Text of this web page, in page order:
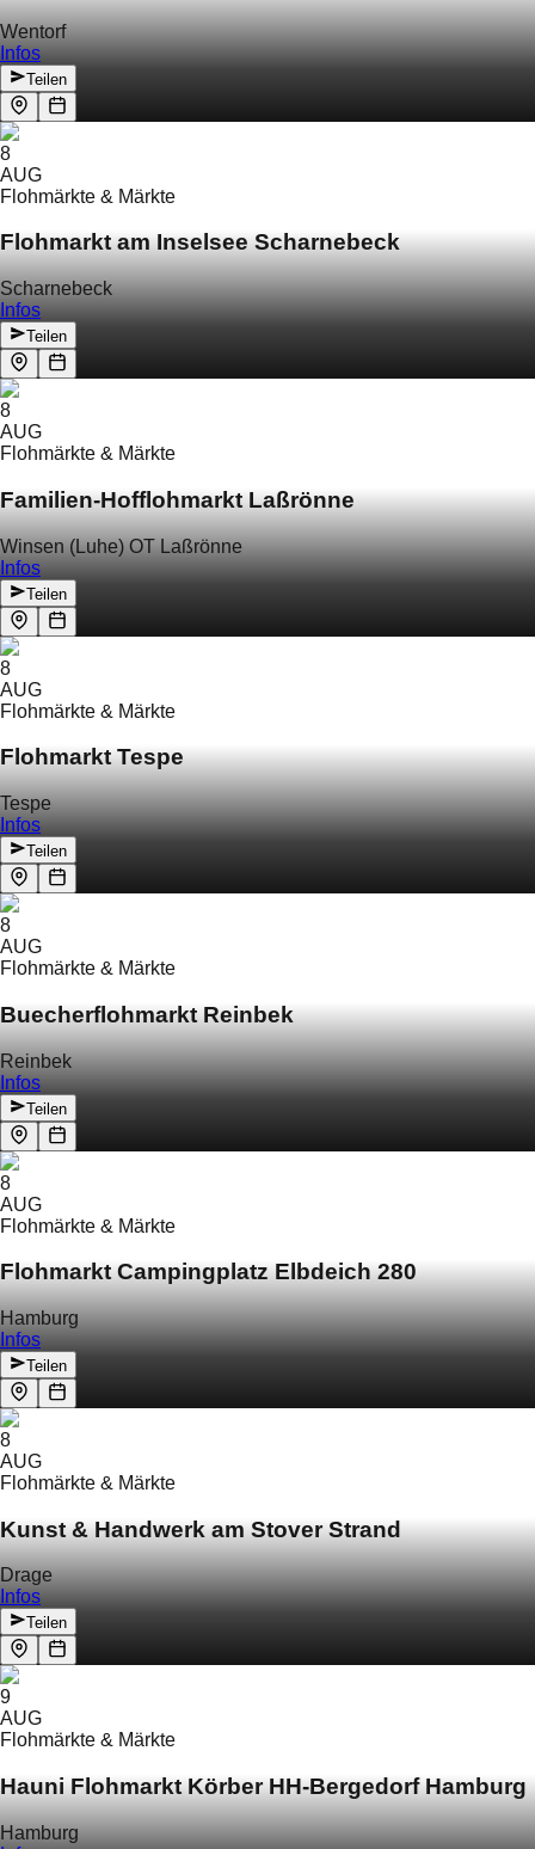
Wentorf
Infos
Teilen
8
AUG
Flohmärkte & Märkte
Flohmarkt am Inselsee Scharnebeck
Scharnebeck
Infos
Teilen
8
AUG
Flohmärkte & Märkte
Familien-Hofflohmarkt Laßrönne
Winsen (Luhe) OT Laßrönne
Infos
Teilen
8
AUG
Flohmärkte & Märkte
Flohmarkt Tespe
Tespe
Infos
Teilen
8
AUG
Flohmärkte & Märkte
Buecherflohmarkt Reinbek
Reinbek
Infos
Teilen
8
AUG
Flohmärkte & Märkte
Flohmarkt Campingplatz Elbdeich 280
Hamburg
Infos
Teilen
8
AUG
Flohmärkte & Märkte
Kunst & Handwerk am Stover Strand
Drage
Infos
Teilen
9
AUG
Flohmärkte & Märkte
Hauni Flohmarkt Körber HH-Bergedorf Hamburg
Hamburg